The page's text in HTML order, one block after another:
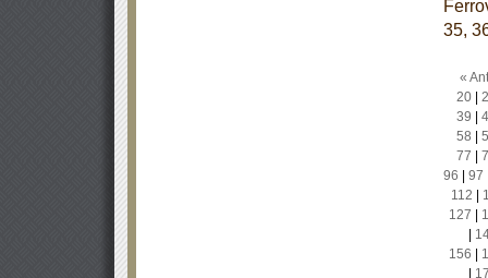
35,
«
20|
39
58
77
96
97
112
127
156